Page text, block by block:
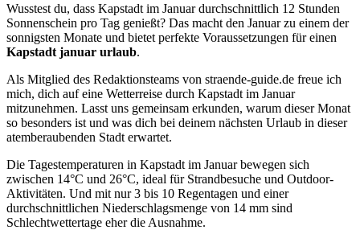
Wusstest du, dass Kapstadt im Januar durchschnittlich 12 Stunden
Sonnenschein pro Tag genießt? Das macht den Januar zu einem der
sonnigsten Monate und bietet perfekte Voraussetzungen für einen
Kapstadt januar urlaub.
Als Mitglied des Redaktionsteams von straende-guide.de freue ich
mich, dich auf eine Wetterreise durch Kapstadt im Januar
mitzunehmen. Lasst uns gemeinsam erkunden, warum dieser Monat
so besonders ist und was dich bei deinem nächsten Urlaub in dieser
atemberaubenden Stadt erwartet.
Die Tagestemperaturen in Kapstadt im Januar bewegen sich
zwischen 14°C und 26°C, ideal für Strandbesuche und Outdoor-
Aktivitäten. Und mit nur 3 bis 10 Regentagen und einer
durchschnittlichen Niederschlagsmenge von 14 mm sind
Schlechtwettertage eher die Ausnahme.